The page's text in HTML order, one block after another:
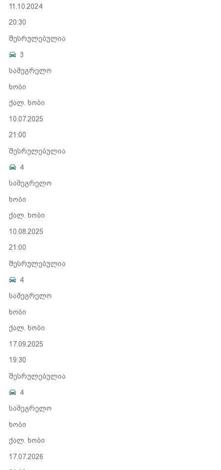
11.10.2024
20:30
შესრულებულია
3
სამეგრელო
ხობი
ქალ. ხობი
10.07.2025
21:00
შესრულებულია
4
სამეგრელო
ხობი
ქალ. ხობი
10.08.2025
21:00
შესრულებულია
4
სამეგრელო
ხობი
ქალ. ხობი
17.09.2025
19:30
შესრულებულია
4
სამეგრელო
ხობი
ქალ. ხობი
17.07.2026